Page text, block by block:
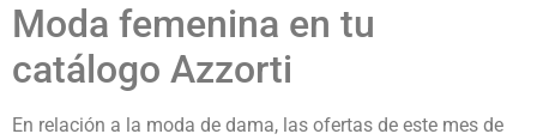
Moda femenina en tu
catálogo Azzorti
En relación a la moda de dama, las ofertas de este mes de